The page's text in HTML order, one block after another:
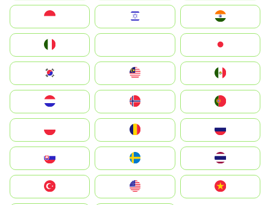
South Korea
United States